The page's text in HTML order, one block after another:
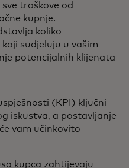
troškove od
kupnje.
koliko
sudjeluju u vašim
potencijalnih klijenata
(KPI) ključni
iskustva, a postavljanje
vam učinkovito
kupca zahtijevaju